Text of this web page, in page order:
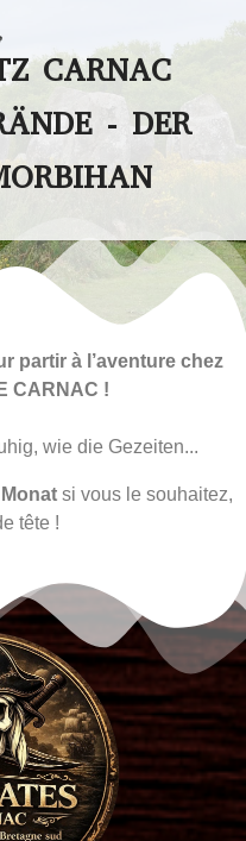
CARNAC
- DER
partir à l’aventure chez
CARNAC !
wie die Gezeiten...
si vous le souhaitez,
tête !